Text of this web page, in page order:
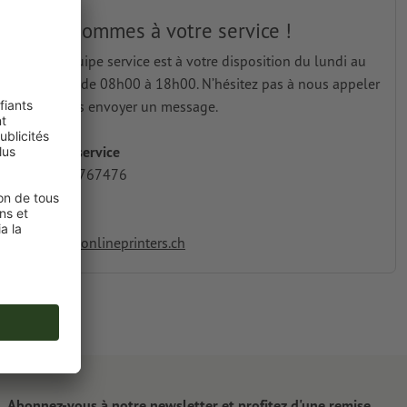
Nous sommes à votre service !
Notre équipe service est à votre disposition du lundi au
vendredi de 08h00 à 18h00. N’hésitez pas à nous appeler
ou à nous envoyer un message.
Hotline service
+33 1 70767476
E-mail
service@onlineprinters.ch